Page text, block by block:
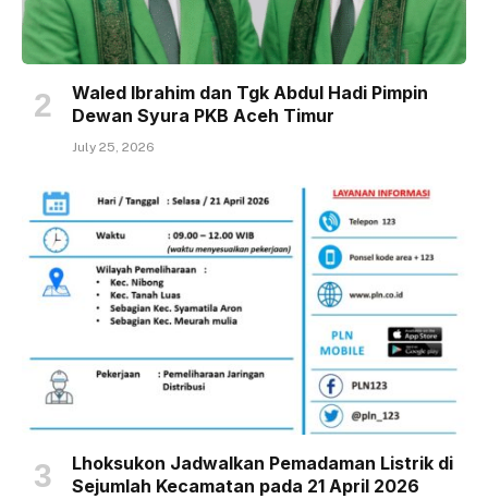
Waled Ibrahim dan Tgk Abdul Hadi Pimpin
Dewan Syura PKB Aceh Timur
July 25, 2026
Lhoksukon Jadwalkan Pemadaman Listrik di
Sejumlah Kecamatan pada 21 April 2026